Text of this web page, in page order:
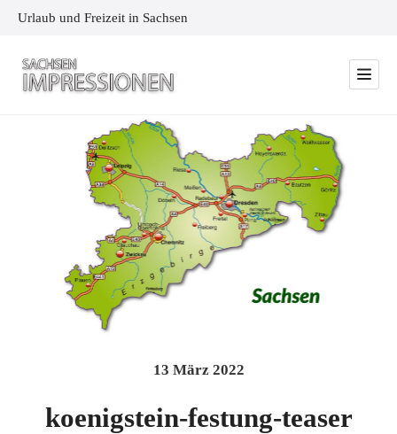
Urlaub und Freizeit in Sachsen
13 März 2022
koenigstein-festung-teaser